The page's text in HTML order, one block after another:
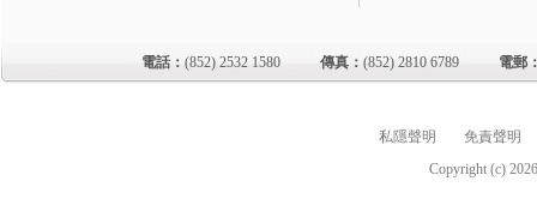
電話： (852) 2532 1580 傳真： (852) 2810 6789 電郵
私隱聲明
免責聲明
Copyright (c)